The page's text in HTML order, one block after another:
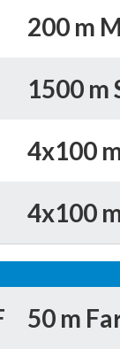
200 m
1500 m
4x100
4x100
50 m